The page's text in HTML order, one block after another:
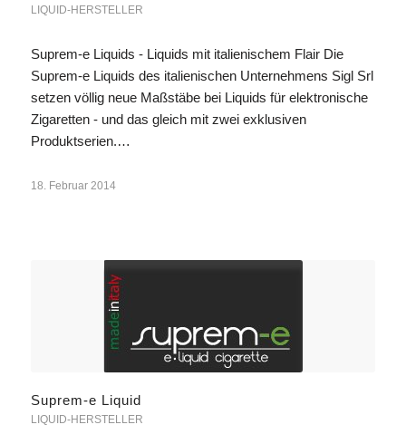
LIQUID-HERSTELLER
Suprem-e Liquids - Liquids mit italienischem Flair Die
Suprem-e Liquids des italienischen Unternehmens Sigl Srl
setzen völlig neue Maßstäbe bei Liquids für elektronische
Zigaretten - und das gleich mit zwei exklusiven
Produktserien.…
18. Februar 2014
Suprem-e Liquid
LIQUID-HERSTELLER